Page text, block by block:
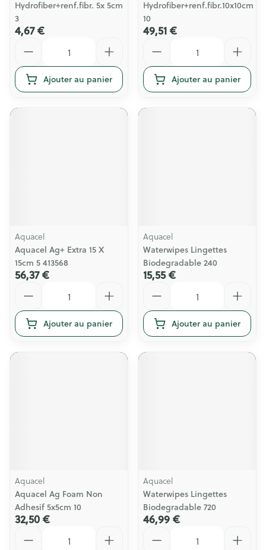
Hydrofiber+renf.fibr. 5x 5cm
3
4,67 €
Ajouter au panier
Hydrofiber+renf.fibr.10x10cm
10
49,51 €
Ajouter au panier
Aquacel
Aquacel Ag+ Extra 15 X
15cm 5 413568
56,37 €
Ajouter au panier
Aquacel
Waterwipes Lingettes
Biodegradable 240
15,55 €
Ajouter au panier
Aquacel
Aquacel Ag Foam Non
Adhesif 5x5cm 10
32,50 €
Aquacel
Waterwipes Lingettes
Biodegradable 720
46,99 €